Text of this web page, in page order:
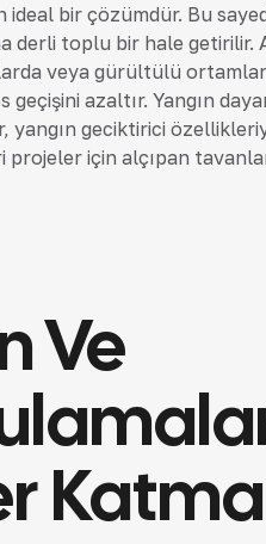
bir çözümdür. Bu
derli toplu bir hale getirilir.
veya gürültülü
azaltır. Yangın
geciktirici
için alçıpan
Ve
Katma